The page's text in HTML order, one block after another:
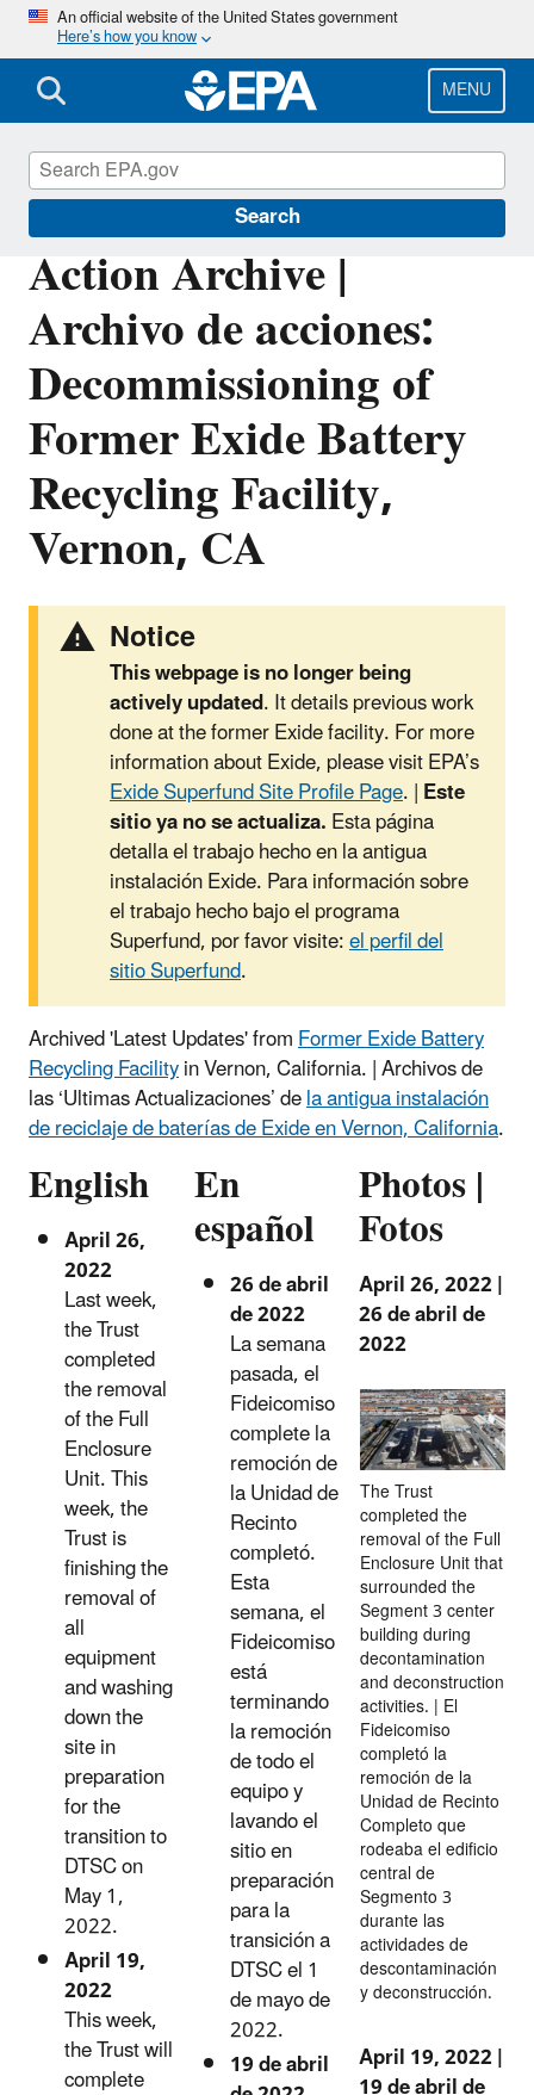
Skip
main
content
An official website of the United States government
Here’s how you know
MENU
Search
Action Archive |
Archivo de acciones:
Decommissioning of
Former Exide Battery
Recycling Facility,
Vernon, CA
Notice
This webpage is no longer being
actively updated. It details previous work
done at the former Exide facility. For more
information about Exide, please visit EPA’s
Exide Superfund Site Profile Page. |Este
sitio ya no se actualiza.Esta página
detalla el trabajo hecho en la antigua
instalación Exide. Para información sobre
el trabajo hecho bajo el programa
Superfund, por favor visite:el perfil del
sitio Superfund.
Archived 'Latest Updates' fromFormer Exide Battery
Recycling Facilityin Vernon, California. | Archivos de
las ‘Ultimas Actualizaciones’ dela antigua instalación
de reciclaje de baterías de Exide en Vernon, California.
English
April 26,
2022
Last week,
the Trust
completed
the removal
of the Full
Enclosure
Unit. This
week, the
Trust is
finishing the
removal of
all
equipment
and washing
down the
site in
preparation
for the
transition to
DTSC on
May 1,
2022.
April 19,
2022
This week,
the Trust will
complete
En
español
26 de abril
de 2022
La semana
pasada, el
Fideicomiso
complete la
remoción de
la Unidad de
Recinto
completó.
Esta
semana, el
Fideicomiso
está
terminando
la remoción
de todo el
equipo y
lavando el
sitio en
preparación
para la
transición a
DTSC el 1
de mayo de
2022.
19 de abril
Photos |
Fotos
April 26, 2022 |
26 de abril de
2022
The Trust
completed the
removal of the Full
Enclosure Unit that
surrounded the
Segment 3 center
building during
decontamination
and deconstruction
activities. | El
Fideicomiso
completó la
remoción de la
Unidad de Recinto
Completo que
rodeaba el edificio
central de
Segmento 3
durante las
actividades de
descontaminación
y deconstrucción.
April 19, 2022 |
EPA in California